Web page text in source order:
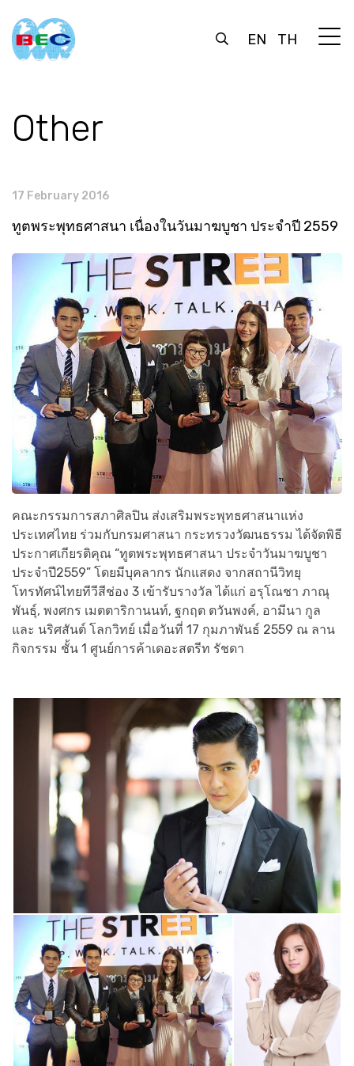
EN TH
Other
17 February 2016
ทูตพระพุทธศาสนา เนื่องในวันมาฆบูชา ประจำปี 2559
คณะกรรมการสภาศิลปิน ส่งเสริมพระพุทธศาสนาแห่ง
ประเทศไทย ร่วมกับกรมศาสนา กระทรวงวัฒนธรรม ได้จัดพิธี
ประกาศเกียรติคุณ “ทูตพระพุทธศาสนา ประจำวันมาฆบูชา
ประจำปี2559” โดยมีบุคลากร นักแสดง จากสถานีวิทยุ
โทรทัศน์ไทยทีวีสีช่อง 3 เข้ารับรางวัล ได้แก่ อรุโณชา ภาณุ
พันธุ์, พงศกร เมตตาริกานนท์, ฐกฤต ตวันพงค์, อามีนา กูล
และ นริศสันต์ โลกวิทย์ เมื่อวันที่ 17 กุมภาพันธ์ 2559 ณ ลาน
กิจกรรม ชั้น 1 ศูนย์การค้าเดอะสตรีท รัชดา